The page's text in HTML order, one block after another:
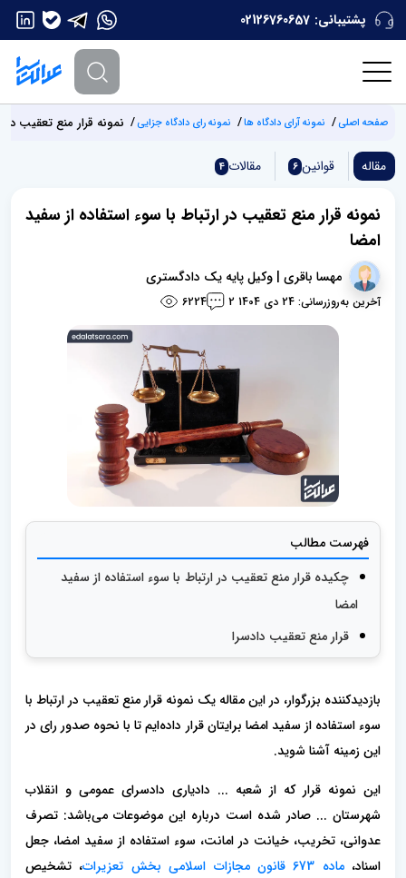
پشتیبانی: 02126760657
صفحه اصلی نمونه آرای دادگاه ها نمونه رای دادگاه جزایی نمونه قرار منع تعقیب در
مقاله قوانین 6 مقالات 4
نمونه قرار منع تعقیب در ارتباط با سوء استفاده از سفید
امضا
مهسا باقری | وکیل پایه یک دادگستری
آخرین به‌روزرسانی: 24 دی 1404 2
6224
فهرست مطالب
چکیده قرار منع تعقیب در ارتباط با سوء استفاده از سفید
امضا
قرار منع تعقیب دادسرا
بازدیدکننده بزرگوار، در این مقاله یک نمونه قرار منع تعقیب در ارتباط با
سوء استفاده از سفید امضا برایتان قرار داده‌ایم تا با نحوه صدور رای در
این زمینه آشنا شوید.
این نمونه قرار که از شعبه ... دادیاری دادسرای عمومی و انقلاب
شهرستان ... صادر شده است درباره این موضوعات می‌باشد: تصرف
عدوانی، تخریب، خیانت در امانت، سوء استفاده از سفید امضا، جعل
اسناد،ماده 673 قانون مجازات اسلامی بخش تعزیرات
، تشخیص